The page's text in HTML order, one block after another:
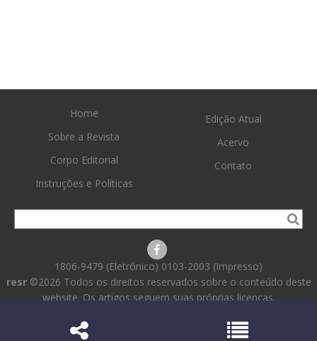
Home
Sobre a Revista
Corpo Editorial
Instruções e Políticas
Edição Atual
Acervo
Contato
1806-9479 (Eletrônico) 0103-2003 (Impresso)
resr ©2026 Todos os direitos reservados sobre o conteúdo deste
website. Os artigos seguem suas próprias licenças.